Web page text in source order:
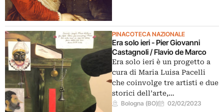
PINACOTECA NAZIONALE
Era solo ieri - Pier Giovanni
Castagnoli / Flavio de Marco
Era solo ieri è un progetto a
cura di Maria Luisa Pacelli
che coinvolge tre artisti e due
storici dell’arte,…
Bologna (BO) 02/02/2023